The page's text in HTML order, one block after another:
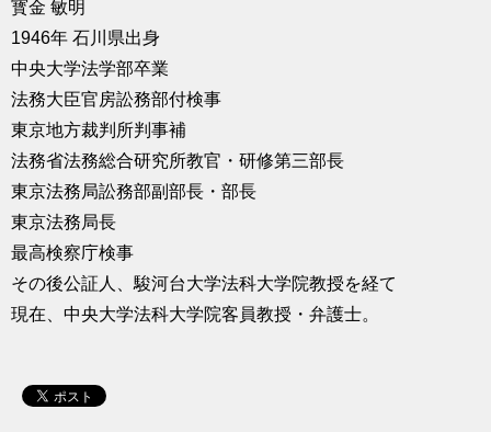
寳金 敏明
1946年 石川県出身
中央大学法学部卒業
法務大臣官房訟務部付検事
東京地方裁判所判事補
法務省法務総合研究所教官・研修第三部長
東京法務局訟務部副部長・部長
東京法務局長
最高検察庁検事
その後公証人、駿河台大学法科大学院教授を経て
現在、中央大学法科大学院客員教授・弁護士。